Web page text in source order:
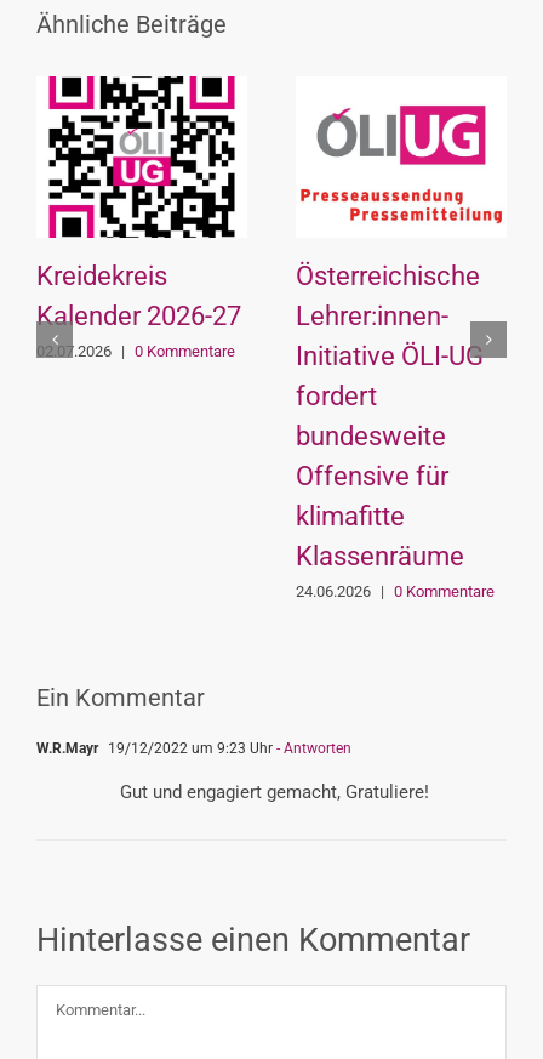
Ähnliche Beiträge
Kreidekreis
Kalender 2026-27
02.07.2026 | 0 Kommentare
Österreichische
Lehrer:innen-
Initiative ÖLI-UG
fordert
bundesweite
Offensive für
klimafitte
Klassenräume
24.06.2026 | 0 Kommentare
Ein Kommentar
W.R.Mayr 19/12/2022 um 9:23 Uhr - Antworten
Gut und engagiert gemacht, Gratuliere!
Hinterlasse einen Kommentar
Kommentar